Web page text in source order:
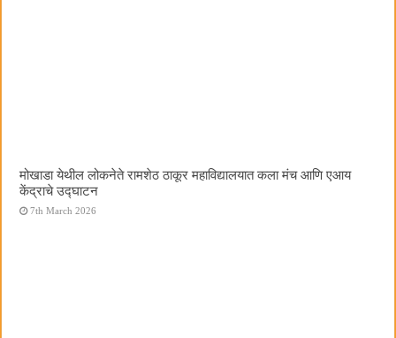
मोखाडा येथील लोकनेते रामशेठ ठाकूर महाविद्यालयात कला मंच आणि एआय
केंद्राचे उद्घाटन
7th March 2026